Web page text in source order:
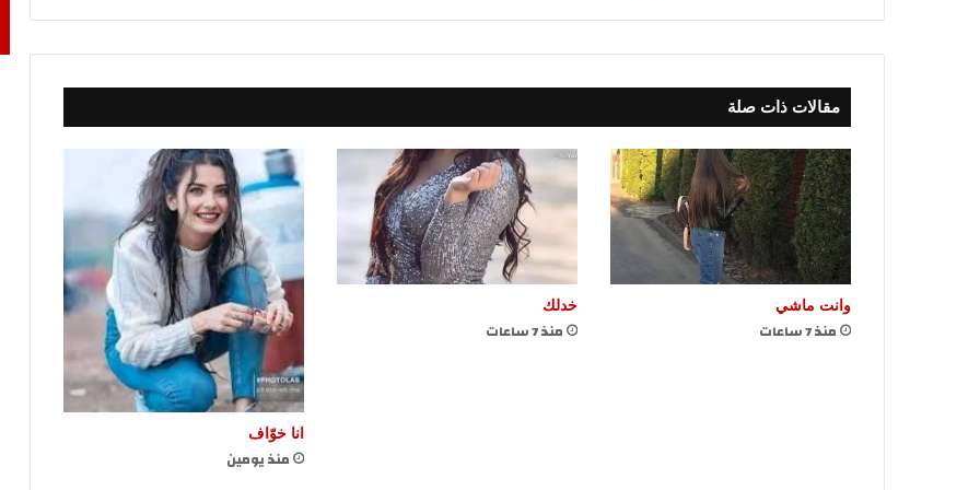
مقالات ذات صلة
وانت ماشي
منذ 7 ساعات
خدلك
منذ 7 ساعات
انا خوّاف
منذ يومين